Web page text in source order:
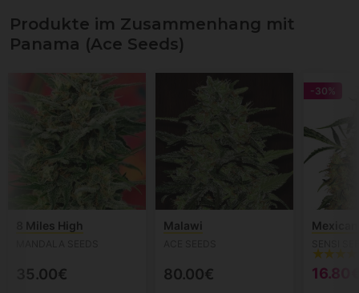
Produkte im Zusammenhang mit
Panama (Ace Seeds)
8 Miles High
35.00€
Malawi
80.00€
-30%